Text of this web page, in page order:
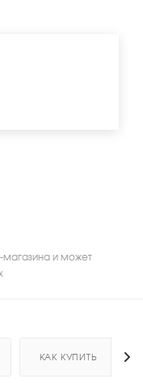
магазина и может
КАК КУПИТЬ